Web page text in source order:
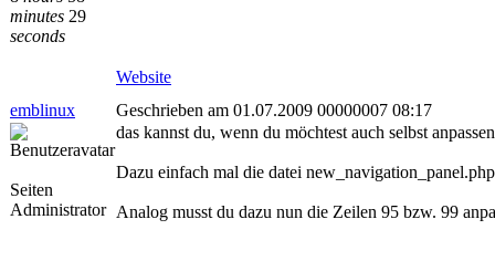
minutes 29
seconds
Website
emblinux
Geschrieben am 01.07.2009 00000007 08:17
Seiten
Administrator
das kannst du, wenn du möchtest auch selbst
Dazu einfach mal die datei
Analog musst du dazu nun die Zeilen 95 bzw. 99